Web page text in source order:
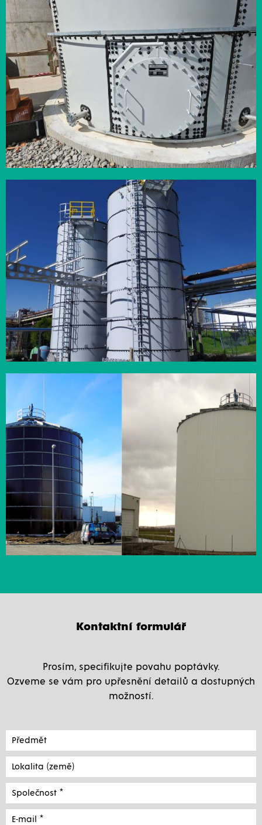
Kontaktní formulář
Prosím, specifikujte povahu poptávky.
Ozveme se vám pro upřesnění detailů a dostupných
možností.